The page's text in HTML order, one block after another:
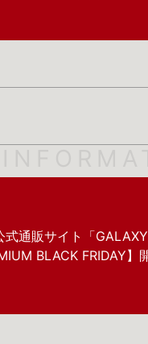
通販サイト「GALAXY
BLACK FRIDAY】